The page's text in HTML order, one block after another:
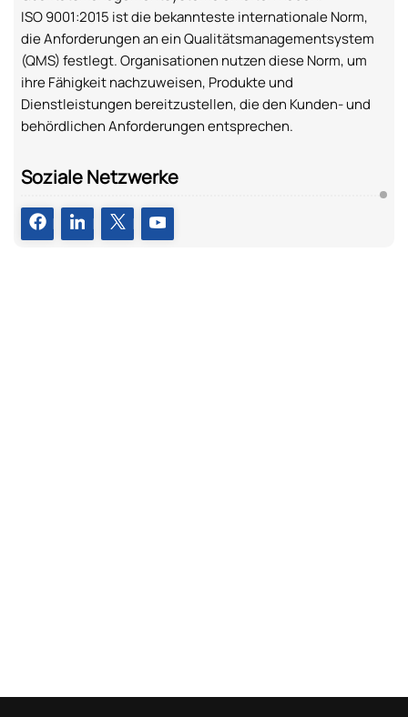
ISO 9001:2015 ist die bekannteste internationale Norm,
die Anforderungen an ein Qualitätsmanagementsystem
(QMS) festlegt. Organisationen nutzen diese Norm, um
ihre Fähigkeit nachzuweisen, Produkte und
Dienstleistungen bereitzustellen, die den Kunden- und
behördlichen Anforderungen entsprechen.
Soziale Netzwerke